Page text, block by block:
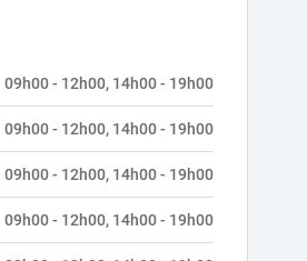
09h00 - 12h00, 14h00 - 19h00
09h00 - 12h00, 14h00 - 19h00
09h00 - 12h00, 14h00 - 19h00
09h00 - 12h00, 14h00 - 19h00